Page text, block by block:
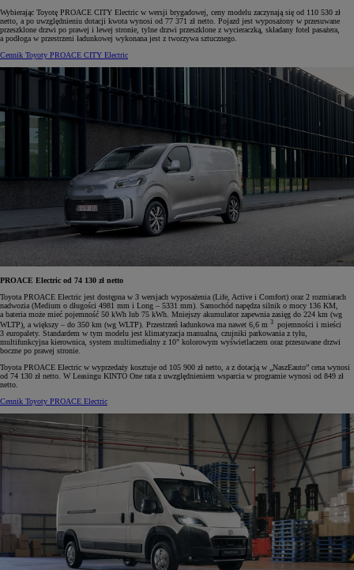
Wybierając Toyotę PROACE CITY Electric w wersji brygadowej, ceny modelu zaczynają się od 110 530 zł
netto, a po uwzględnieniu dotacji kwota wynosi od 77 371 zł netto. Pojazd jest wyposażony w przesuwane
przeszklone drzwi po prawej i lewej stronie, tylne drzwi przeszklone z wycieraczką, składany fotel pasażera,
a podłoga w przestrzeni ładunkowej wykonana jest z tworzywa sztucznego.
Cennik Toyoty PROACE CITY Electric
PROACE Electric od 74 130 zł netto
Toyota PROACE Electric jest dostępna w 3 wersjach wyposażenia (Life, Active i Comfort) oraz 2 rozmiarach
nadwozia (Medium o długości 4981 mm i Long – 5331 mm). Samochód napędza silnik o mocy 136 KM,
a bateria może mieć pojemność 50 kWh lub 75 kWh. Mniejszy akumulator zapewnia zasięg do 224 km (wg
WLTP), a większy – do 350 km (wg WLTP). Przestrzeń ładunkowa ma nawet 6,6 m 3 pojemności i mieści
3 europalety. Standardem w tym modelu jest klimatyzacja manualna, czujniki parkowania z tyłu,
multifunkcyjna kierownica, system multimedialny z 10" kolorowym wyświetlaczem oraz przesuwane drzwi
boczne po prawej stronie.
Toyota PROACE Electric w wyprzedaży kosztuje od 105 900 zł netto, a z dotacją w „NaszEauto” cena wynosi
od 74 130 zł netto. W Leasingu KINTO One rata z uwzględnieniem wsparcia w programie wynosi od 849 zł
netto.
Cennik Toyoty PROACE Electric